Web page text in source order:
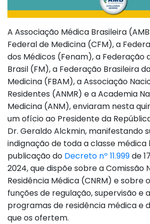
A Associação Médica Brasileira
Federal de Medicina (CFM), a
dos Médicos (Fenam), a Federação
Brasil (FM), a Federação Brasileira
Medicina (FBAM), a Associação
Residentes (ANMR) e a Academia
Medicina (ANM), enviaram nesta
um ofício ao Presidente da
Dr. Geraldo Alckmin, manifestando
indignação de toda a classe
publicação do Decreto nº 11.999de
2024, que dispõe sobre a Comissão
Residência Médica (CNRM) e sobre
funções de regulação, supervisão e
programas de residência médica e
que os ofertem.